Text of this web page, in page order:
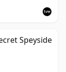
Speyside